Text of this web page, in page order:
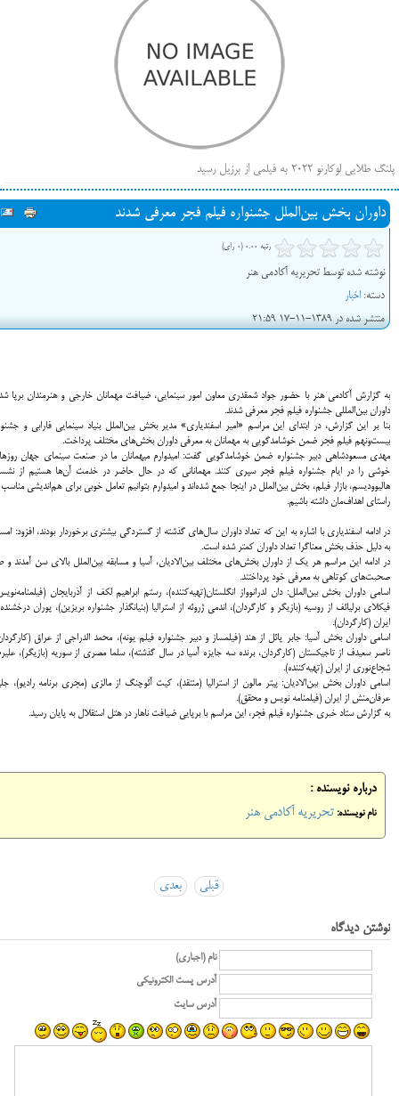
پلنگ طلایی لوکارنو ۲۰۲۲ به فیلمی از برزیل رسید
فهرست فیلم‌های بخش مسابقه جشنواره فیلم ونیز ۲۰۲۲ مشخص شد، سهم پررنگ ایرانی‌ها
بیرون راندن فیلم‌های منتسب به حامیان کرملین از جشنواره کن، راه برای مستقل‌ها باز است
داوران بخش بین‌الملل جشنواره فیلم فجر معرفی شدند
رتبه 0.00 (0 رای)
نوشته شده توسط تحریریه آکادمی هنر
دسته: اخبار
منتشر شده در 1389-11-17 21:59
به گزارش آکادمی هنر با حضور جواد شمقدری معاون امور سینمایی، ضیافت مهمانان خارجی و هنرمندان برپا
داوران بین‌المللی جشنواره فیلم فجر معرفی شدند.
بنا بر این گزارش، در ابتدای این مراسم «امیر اسفندیاری» مدیر بخش بین‌الملل بنیاد سینمایی فارابی و
بیست‌ونهم فیلم فجر ضمن خوشامدگویی به مهمانان به معرفی داوران بخش‌های مختلف پرداخت.
مهدی مسعودشاهی دبیر جشنواره ضمن خوشامدگویی گفت: امیدوارم میهمانان ما در صنعت سینمای جهان
خوشی را در ایام جشنواره فیلم فجر سپری کنند. مهمانانی که در حال حاضر در خدمت آن‌ها هستیم از
هالیوودیسم، بازار فیلم، بخش بین‌الملل در اینجا جمع شده‌اند و امیدوارم بتوانیم تعامل خوبی برای هم‌اندیشی
راستای اهداف‌مان داشته باشیم.
در ادامه اسفندیاری با اشاره به این که تعداد داوران سال‌های گذشته از گستردگی بیشتری برخوردار بودند، افزود:
به دلیل حذف بخش معناگرا تعداد داوران کمتر شده است.
در ادامه این مراسم هر یک از داوران بخش‌های مختلف بین‌الادیان، آسیا و مسابقه بین‌الملل بالای سن آمدند و
صحبت‌های کوتاهی به معرفی خود پرداختند.
اسامی داوران بخش بین‌الملل: دان لدرانوواز انگلستان(تهیه‌کننده)، رستم ابراهیم لکف از آذربایجان
فیکلای برلیائف از روسیه (بازیگر و کارگردان)، اندمی ژروئه از استرالیا (بنیانگذار جشنواره بریزین)، پوران
ایران (کارگردان).
اسامی داوران بخش آسیا: جابر پائل از هند (فیلمساز و دبیر جشنواره فیلم یونه)، محمد الدراجی از عراق
ناصر سعیدف از تاجیکستان (کارگردان، برنده سه جایزه آسیا در سال گذشته)، سلما مصری از سوریه (بازیگر)،
شجاع‌نوری از ایران (تهیه‌کننده).
اسامی داوران بخش بین‌الادیان: پیتر مالون از استرالیا (منتقد)، کیت آئوچنگ از مالزی (مجری برنامه رادیو)،
عرفان‌منش از ایران (فیلمنامه نویس و محقق).
به گزارش ستاد خبری جشنواره فیلم فجر، این مراسم با برپایی ضیافت ناهار در هتل استقلال به پایان رسید.
درباره نویسنده :
نام نویسنده: تحریریه آکادمی هنر
قبلی بعدی
نوشتن دیدگاه
نام (اجباری)
آدرس پست الکترونیکی
آدرس سایت